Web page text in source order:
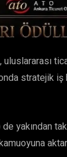
stratejik
yakından